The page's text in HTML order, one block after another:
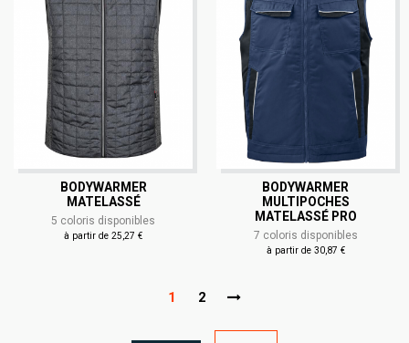
BODYWARMER
MATELASSÉ
5 coloris disponibles
à partir de 25,27 €
BODYWARMER
MULTIPOCHES
MATELASSÉ PRO
7 coloris disponibles
à partir de 30,87 €
1 2